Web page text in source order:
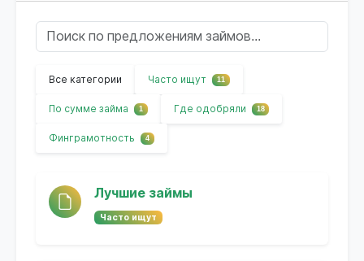
Все категории Часто ищут 11
По сумме займа 1 Где одобряли 18
Финграмотность 4
Лучшие займы
Часто ищут